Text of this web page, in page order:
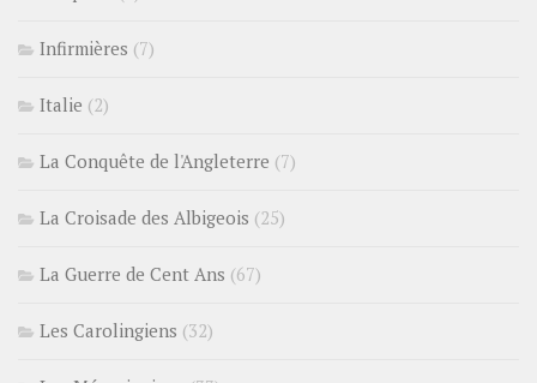
Infirmières (7)
Italie (2)
La Conquête de l'Angleterre (7)
La Croisade des Albigeois (25)
La Guerre de Cent Ans (67)
Les Carolingiens (32)